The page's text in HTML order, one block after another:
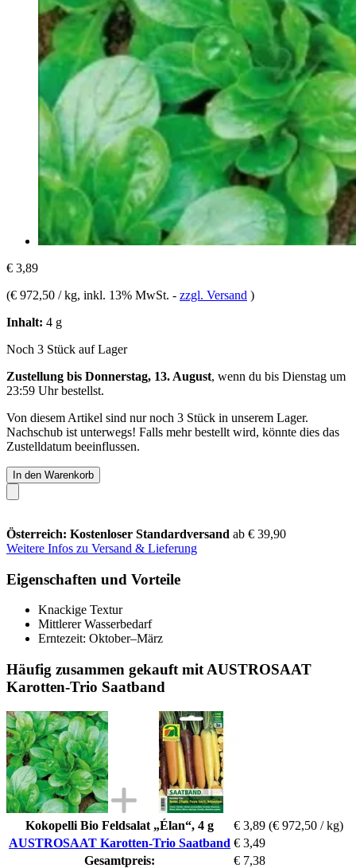
€ 3,89
(€ 972,50 / kg, inkl. 13% MwSt. - zzgl. Versand )
Inhalt: 4 g
Noch 3 Stück auf Lager
Zustellung bis Donnerstag, 13. August, wenn du bis Dienstag um
23:59 Uhrbestellst.
Von diesem Artikel sind nur noch 3 Stück in unserem Lager.
Nachschub ist unterwegs! Falls mehr bestellt wird, könnte dies das
Zustelldatum beeinflussen.
In den Warenkorb
Österreich: Kostenloser Standardversand ab € 39,90
Weitere Infos zu Versand & Lieferung
Eigenschaften und Vorteile
Knackige Textur
Mittlerer Wasserbedarf
Erntezeit: Oktober–März
Häufig zusammen gekauft mit AUSTROSAAT
Karotten-Trio Saatband
Kokopelli Bio Feldsalat „Élan“, 4 g € 3,89 (€ 972,50 / kg)
AUSTROSAAT Karotten-Trio Saatband € 3,49
Gesamtpreis:
€ 7,38